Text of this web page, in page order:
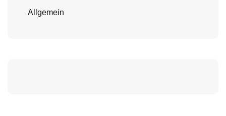
Allgemein